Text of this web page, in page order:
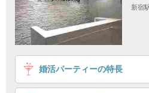
1 2 3
【under29♡参加回数6回以下
親友みたいに仲良しなカップ
新宿
婚活パーティーの特長